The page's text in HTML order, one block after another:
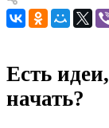
Есть
начать?